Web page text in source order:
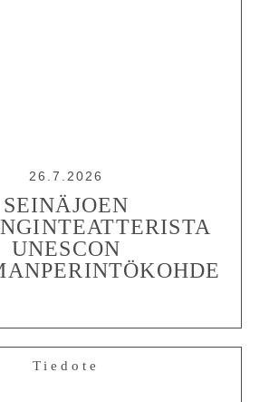
OHJELMISTO
26.7.2026
SEINÄJOEN
UNESCON
Tiedote